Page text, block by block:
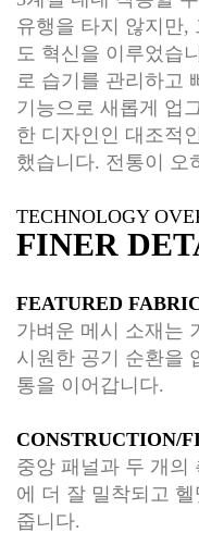
유행을 타지 않지만,
도 혁신을 이루었습
로 습기를 관리하고
기능으로 새롭게 업
한 디자인인 대조적
했습니다. 전통이 오
TECHNOLOGY
FINER
FEATURED
가벼운 메시 소재는
시원한 공기 순환을
통을 이어갑니다.
CONSTRUCTION/
중앙 패널과 두 개의
에 더 잘 밀착되고
줍니다.